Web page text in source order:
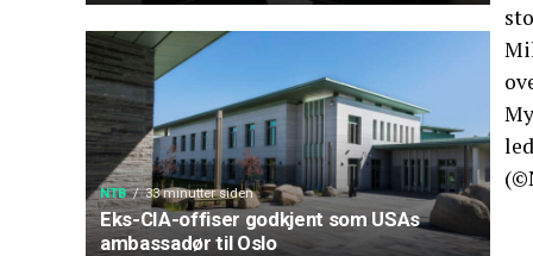
NTB 33 minutter siden
Eks-CIA-offiser godkjent som USAs
ambassadør til Oslo